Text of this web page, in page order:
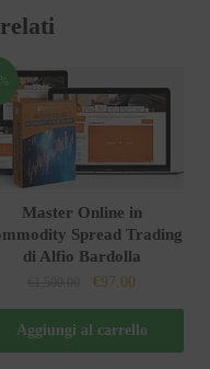
Master Online in
Spread Trading
di Alfio Bardolla
Il
originale
era:
€97.00
attuale
è:
Aggiungi al carrello